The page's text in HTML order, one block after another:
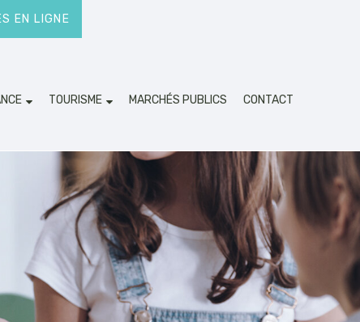
EN LIGNE
TOURISME MARCHÉS PUBLICS CONTACT